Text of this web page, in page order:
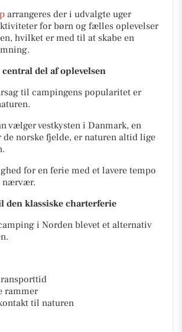
arrangeres der i udvalgte uger
for børn og fælles oplevelser
hvilket er med til at skabe en
del af oplevelsen
til campingens popularitet er
vælger vestkysten i Danmark, en
de norske fjelde, er naturen altid lige
for en ferie med et lavere tempo
nærvær.
den klassiske charterferie
i Norden blevet et alternativ
rammer
til naturen